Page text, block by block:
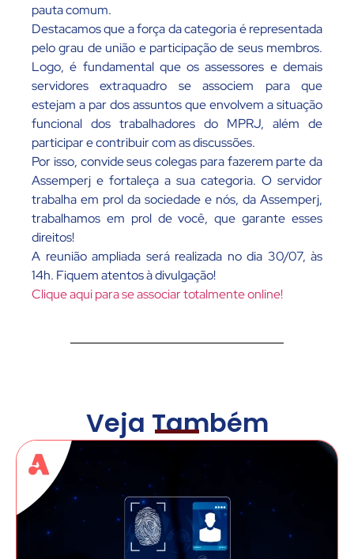
pauta comum.
Destacamos que a força da categoria é representada
pelo grau de união e participação de seus membros.
Logo, é fundamental que os assessores e demais
servidores extraquadro se associem para que
estejam a par dos assuntos que envolvem a situação
funcional dos trabalhadores do MPRJ, além de
participar e contribuir com as discussões.
Por isso, convide seus colegas para fazerem parte da
Assemperj e fortaleça a sua categoria. O servidor
trabalha em prol da sociedade e nós, da Assemperj,
trabalhamos em prol de você, que garante esses
direitos!
A reunião ampliada será realizada no dia 30/07, às
14h. Fiquem atentos à divulgação!
Clique aqui para se associar totalmente online!
Veja Também